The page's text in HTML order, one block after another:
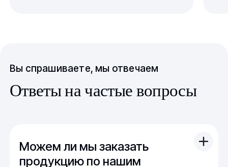
Вы спрашиваете, мы отвечаем
Ответы на частые вопросы
Можем ли мы заказать
продукцию по нашим